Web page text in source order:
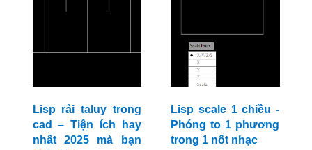
Lisp rải taluy trong
cad – Tiện ích hay
nhất 2025 mà bạn
Lisp scale 1 chiều -
Phóng to 1 phương
trong 1 nốt nhạc